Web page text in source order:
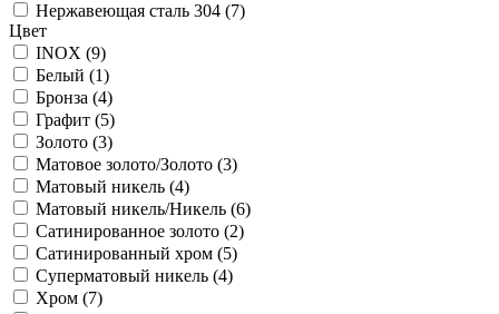
Нержавеющая сталь 304 (7)
Цвет
INOX (9)
Белый (1)
Бронза (4)
Графит (5)
Золото (3)
Матовое золото/Золото (3)
Матовый никель (4)
Матовый никель/Никель (6)
Сатинированное золото (2)
Сатинированный хром (5)
Суперматовый никель (4)
Хром (7)